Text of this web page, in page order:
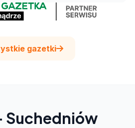
gazetki
Suchedniów